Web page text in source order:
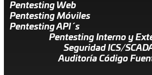
Pentesting Web
Pentesting Móviles
Pentesting API´s
Pentesting Interno y
Seguridad ICS/
Auditoría Código